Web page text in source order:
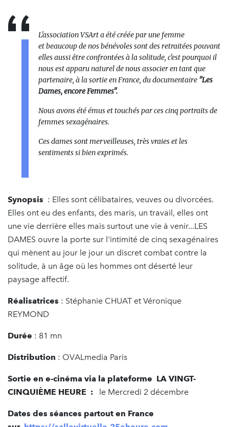
L'association VSArt a été créée par une femme
et beaucoup de nos bénévoles sont des retraitées pouvant
elles aussi être confrontées à la solitude, c'est pourquoi il
nous est apparu naturel de nous associer en tant que
partenaire, à la sortie en France, du documentaire "Les
Dames, encore Femmes".
Nous avons été émus et touchés par ces cinq portraits de
femmes sexagénaires.
Ces dames sont merveilleuses, très vraies et les
sentiments si bien exprimés.
Synopsis : ­Elles sont célibataires, veuves ou divorcées.
Elles ont eu des enfants, des maris, un travail, elles ont
une vie derrière elles mais surtout une vie à venir...LES
DAMES ouvre la porte sur l'intimité de cinq sexagénaires
qui mènent au jour le jour un discret combat contre la
solitude, à un âge où les hommes ont déserté leur
paysage affectif.
Réalisatrices : Stéphanie CHUAT et Véronique
REYMOND
Durée : 81 mn
Distribution : OVALmedia Paris
Sortie en e-cinéma via la plateforme LA VINGT-
CINQUIÈME HEURE : le Mercredi 2 décembre
Dates des séances partout en France